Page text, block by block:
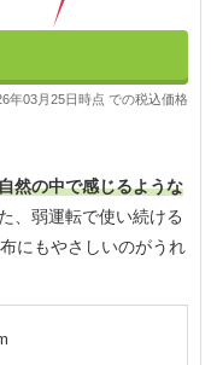
年03月25日時点 での税込価格
然の中で感じるような
、弱運転で使い続ける
にもやさしいのがうれ